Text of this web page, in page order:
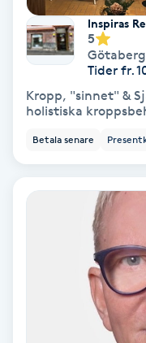
Hudvård
Hypnos
Hårborttagning
Hårbottenbehandling
Hårförlängning
Inspiras
5
Tider fr.
Kropp, "sinnet" &
holistiska
Betala senare